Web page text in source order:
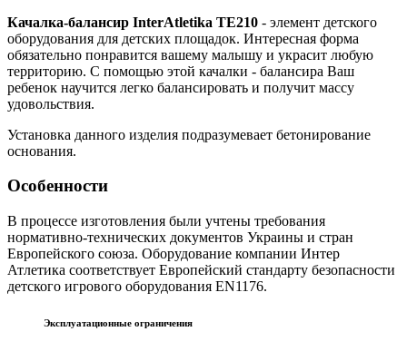
Качалка-балансир InterAtletika TE210 - элемент детского
оборудования для детских площадок. Интересная форма
обязательно понравится вашему малышу и украсит любую
территорию. С помощью этой качалки - балансира Ваш
ребенок научится легко балансировать и получит массу
удовольствия.
Установка данного изделия подразумевает бетонирование
основания.
Особенности
В процессе изготовления были учтены требования
нормативно-технических документов Украины и стран
Европейского союза. Оборудование компании Интер
Атлетика соответствует Европейский стандарту безопасности
детского игрового оборудования EN1176.
Эксплуатационные ограничения